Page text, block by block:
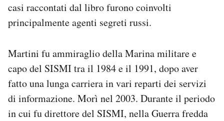
casi raccontati dal libro furono coinvolti
principalmente agenti segreti russi.
Martini fu ammiraglio della Marina militare e
capo del SISMI tra il 1984 e il 1991, dopo aver
fatto una lunga carriera in vari reparti dei servizi
di informazione. Morì nel 2003. Durante il periodo
in cui fu direttore del SISMI, nella Guerra fredda